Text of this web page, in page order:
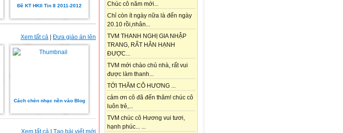
Chúc cô năm mới...
Chỉ còn ít ngày nữa là đến ngày
20.10 rồi,nhân...
TVM THANH NGHỊ GIA NHẬP
TRANG, RẤT HÂN HẠNH
ĐƯỢC...
TVM mới chào chủ nhà, rất vui
được làm thanh...
TỚI THĂM CÔ HƯƠNG ...
cảm ơn cô đã đến thăm! chúc cô
luôn trẻ,...
TVM chúc cô Hương vui tươi,
hạnh phúc... ...
Đề KT HKII Tin 8 2011-2012
Xem tất cả | Đưa giáo án lên
Cách chèn nhạc nền vào Blog